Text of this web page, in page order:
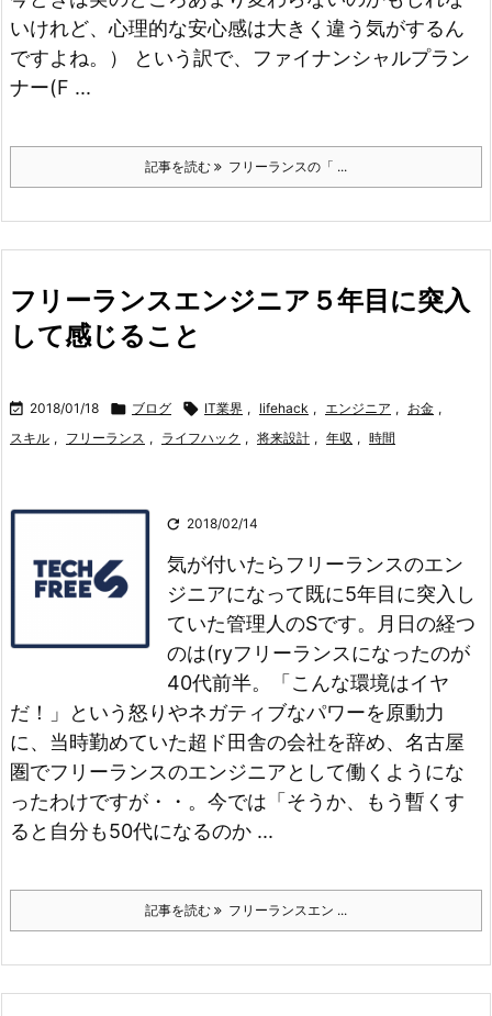
いけれど、心理的な安心感は大きく違う気がするん
ですよね。）
という訳で、ファイナンシャルプラン
ナー(F ...
記事を読む フリーランスの「 ...
フリーランスエンジニア５年目に突入
して感じること
 2018/01/18  ブログ  IT業界 , lifehack , エンジニア , お金 ,
スキル , フリーランス , ライフハック , 将来設計 , 年収 , 時間
 2018/02/14
気が付いたらフリーランスのエン
ジニアになって既に5年目に突入し
ていた管理人のSです。月日の経つ
のは(ryフリーランスになったのが
40代前半。「こんな環境はイヤ
だ！」という怒りやネガティブなパワーを原動力
に、当時勤めていた超ド田舎の会社を辞め、名古屋
圏でフリーランスのエンジニアとして働くようにな
ったわけですが・・。 今では「そうか、もう暫くす
ると自分も50代になるのか ...
記事を読む フリーランスエン ...